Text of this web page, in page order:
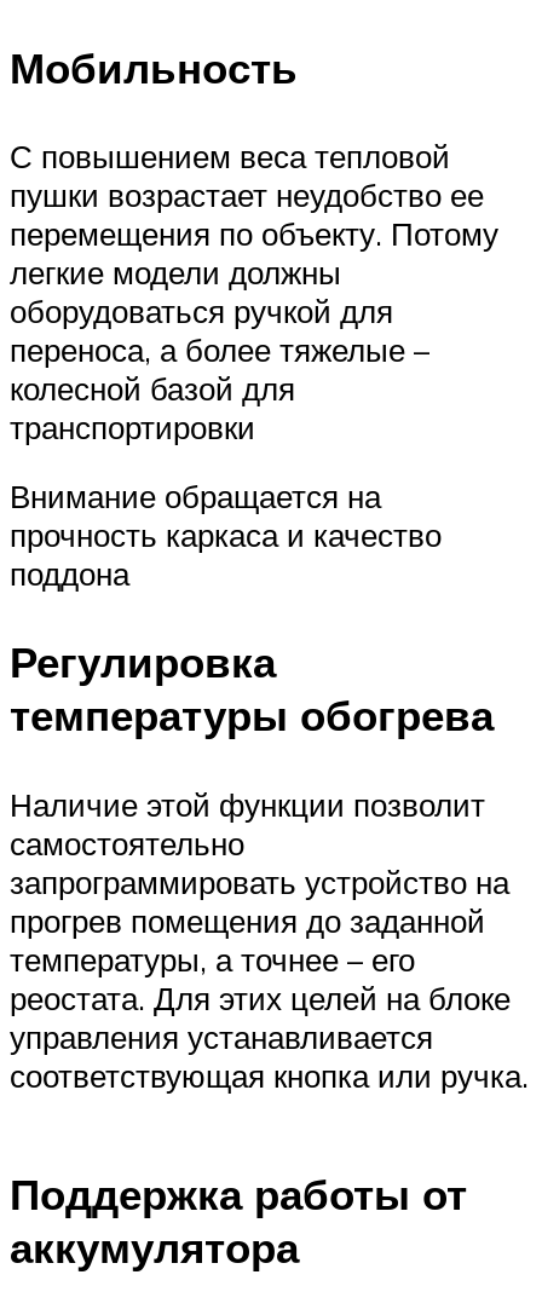
Мобильность
С повышением веса тепловой
пушки возрастает неудобство ее
перемещения по объекту. Потому
легкие модели должны
оборудоваться ручкой для
переноса, а более тяжелые –
колесной базой для
транспортировки
Внимание обращается на
прочность каркаса и качество
поддона
Регулировка
температуры обогрева
Наличие этой функции позволит
самостоятельно
запрограммировать устройство на
прогрев помещения до заданной
температуры, а точнее – его
реостата. Для этих целей на блоке
управления устанавливается
соответствующая кнопка или ручка.
Поддержка работы от
аккумулятора